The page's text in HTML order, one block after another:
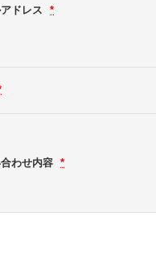
ドレス *
わせ内容 *